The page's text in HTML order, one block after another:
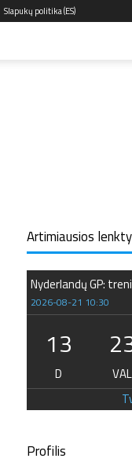
Slapukų politika (ES)
Artimiausios
Nyderlandų GP:
2026-08-21 10:30
13
D VAL
Profilis